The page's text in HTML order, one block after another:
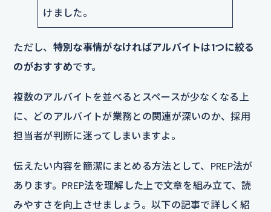
けました。
ただし、 特別な事情がなければアルバイトは1つに絞る
のがおすすめです。
複数のアルバイトを並べるとスペースが少なくなる上
に、どのアルバイトが業務との関連が深いのか、採用
担当者が判断に迷ってしまいますよ。
伝えたい内容を簡潔にまとめる方法として、PREP法が
あります。PREP法を理解した上で文章を組み立て、読
みやすさを向上させましょう。以下の記事で詳しく紹